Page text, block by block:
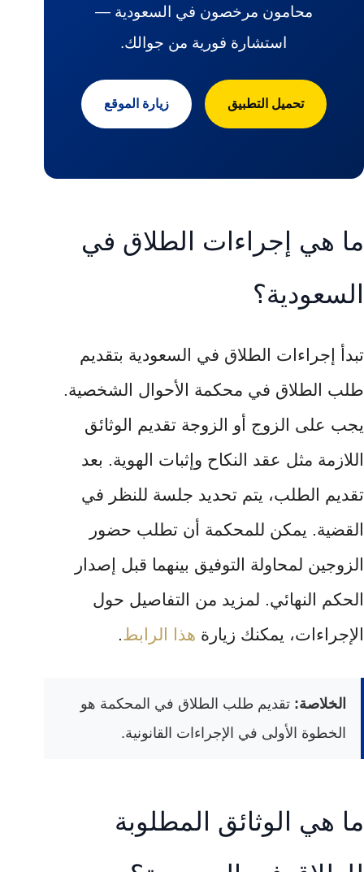
محامون مرخصون في السعودية —
استشارة فورية من جوالك.
تحميل التطبيق زيارة الموقع
ما هي إجراءات الطلاق في
السعودية؟
تبدأ إجراءات الطلاق في السعودية بتقديم
طلب الطلاق في محكمة الأحوال الشخصية.
يجب على الزوج أو الزوجة تقديم الوثائق
اللازمة مثل عقد النكاح وإثبات الهوية. بعد
تقديم الطلب، يتم تحديد جلسة للنظر في
القضية. يمكن للمحكمة أن تطلب حضور
الزوجين لمحاولة التوفيق بينهما قبل إصدار
الحكم النهائي. لمزيد من التفاصيل حول
الإجراءات، يمكنك زيارة هذا الرابط.
الخلاصة: تقديم طلب الطلاق في المحكمة هو
الخطوة الأولى في الإجراءات القانونية.
ما هي الوثائق المطلوبة